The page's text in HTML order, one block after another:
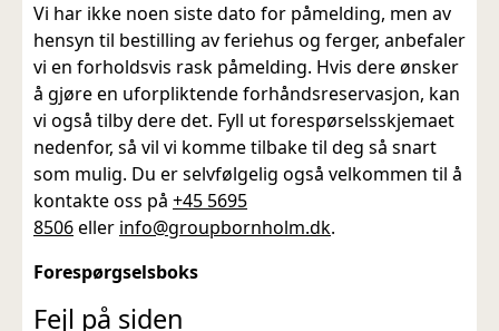
Vi har ikke noen siste dato for påmelding, men av
hensyn til bestilling av feriehus og ferger, anbefaler
vi en forholdsvis rask påmelding. Hvis dere ønsker
å gjøre en uforpliktende forhåndsreservasjon, kan
vi også tilby dere det. Fyll ut forespørselsskjemaet
nedenfor, så vil vi komme tilbake til deg så snart
som mulig. Du er selvfølgelig også velkommen til å
kontakte oss på +45 5695
8506eller info@groupbornholm.dk.
Forespørgselsboks
Fejl på siden